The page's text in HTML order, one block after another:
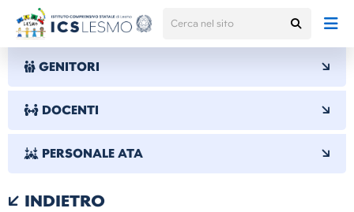
GENITORI
DOCENTI
PERSONALE ATA
INDIETRO